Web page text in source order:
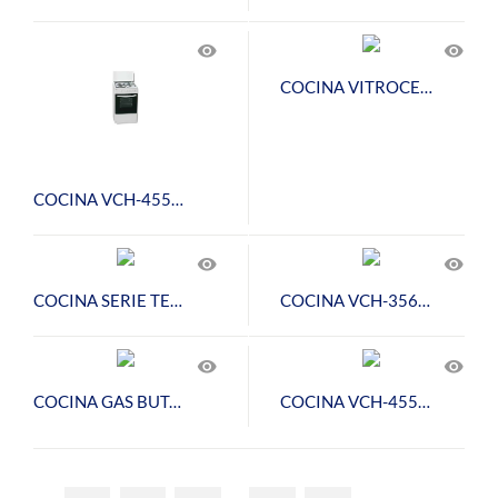
COCINA VCH-455 BLANCA GAS BUTANO
visibility
COCINA VITROCERAMICA ROMMER CVH-51
visibility
COCINA SERIE TECNO VCH-604 FG INOX GAS NATURAL
visibility
COCINA VCH-356 INOX GAS NATURAL
visibility
COCINA GAS BUTANO ROMMER VCH 356 INOX FG
visibility
COCINA VCH-455 BLANCA GAS BUTANO
visibility